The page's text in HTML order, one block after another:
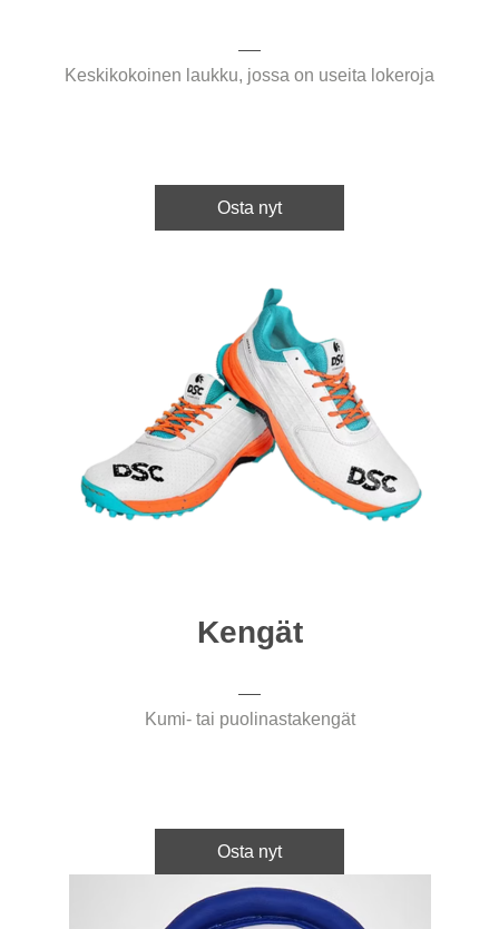
Keskikokoinen laukku, jossa on useita lokeroja
Osta nyt
Kengät
Kumi- tai puolinastakengät
Osta nyt